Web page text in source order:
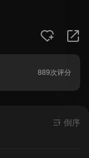
889次评分
倒序